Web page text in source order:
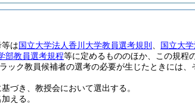
は国立大学法人香川大学教員選考規則 国立大
部教員選考規程等に定めるもののほか、この規程
ック教員候補者の選考の必要が生じたときには
基づき、教授会において選出する。
える。